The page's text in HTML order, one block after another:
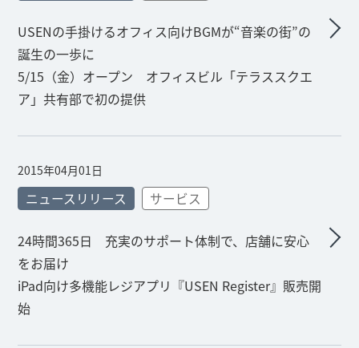
USENの手掛けるオフィス向けBGMが“音楽の街”の
誕生の一歩に
5/15（金）オープン オフィスビル「テラススクエ
ア」共有部で初の提供
2015年04月01日
ニュースリリース サービス
24時間365日 充実のサポート体制で、店舗に安心
をお届け
iPad向け多機能レジアプリ『USEN Register』販売開
始